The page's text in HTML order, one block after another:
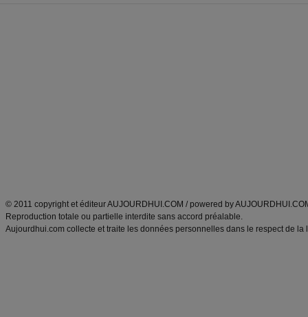
© 2011 copyright et éditeur AUJOURDHUI.COM / powered by
Reproduction totale ou partielle interdite sans accord préalable.
Aujourdhui.com collecte et traite les données personnelles dans le respect de